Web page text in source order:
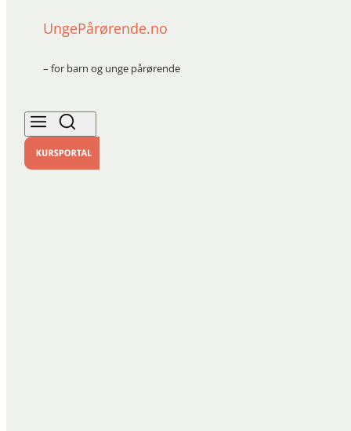
UngePårørende.no
– for barn og unge pårørende